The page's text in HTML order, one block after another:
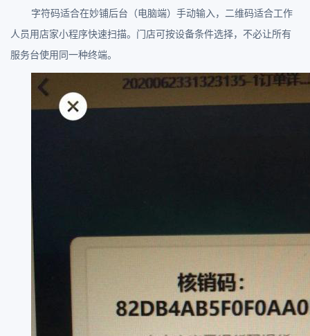
字符码适合在妙铺后台（电脑端）手动输入，二维码适合工作
人员用店家小程序快速扫描。门店可按设备条件选择，不必让所有
服务台使用同一种终端。